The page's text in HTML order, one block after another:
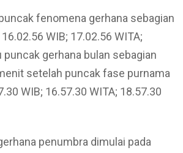
fenomena gerhana sebagian
WIB; 17.02.56 WITA;
puncak gerhana bulan sebagian
setelah puncak fase purnama
WIB; 16.57.30 WITA; 18.57.30
penumbra dimulai pada